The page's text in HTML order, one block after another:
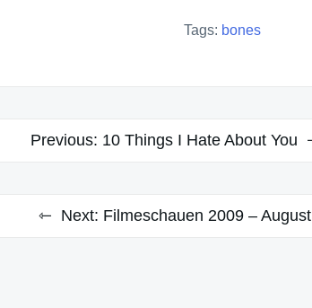
Tags: bones
Previous: 10 Things I Hate About You
Next: Filmeschauen 2009 – August